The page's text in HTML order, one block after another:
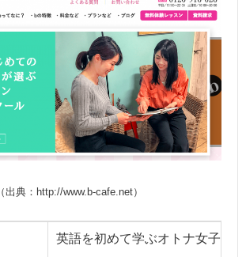
（出典：http://www.b-cafe.net）
英語を初めて学ぶオトナ女子世